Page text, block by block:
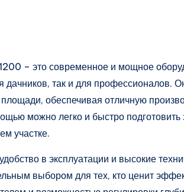
– это современное и мощное
дачников, так и для профессионалов.
обеспечивая отличную
можно легко и быстро
участке.
в эксплуатации и высокие
выбором для тех, кто ценит